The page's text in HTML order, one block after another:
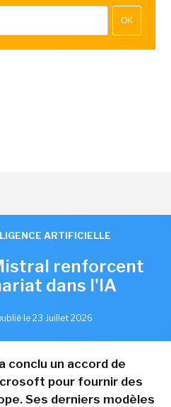
OK
ARTIFICIELLE
renforcent
dans l'IA
le 23 Juillet 2026
conclu un accord de
pour fournir des
Ses derniers modèles